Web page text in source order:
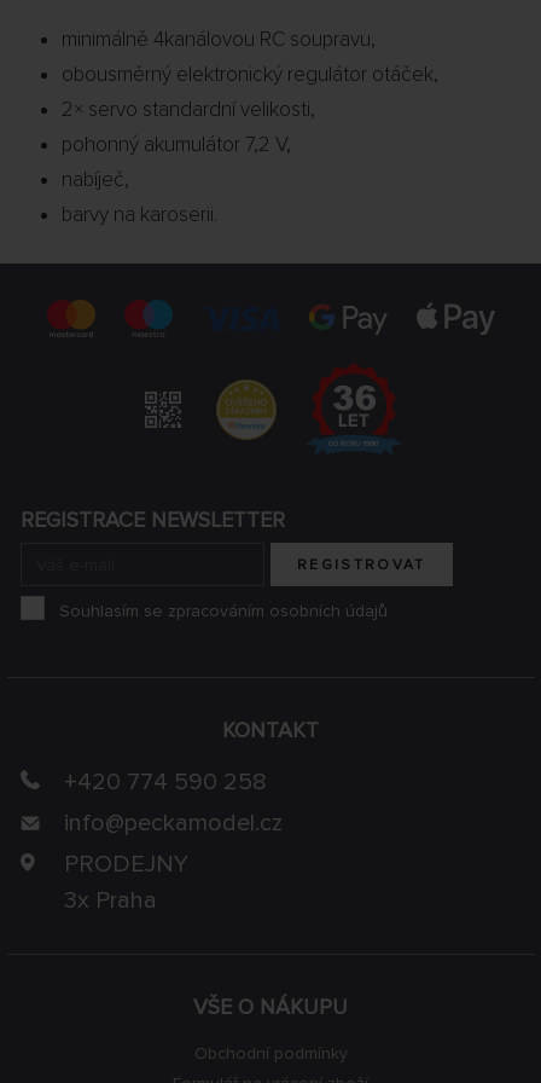
minimálně 4kanálovou RC soupravu,
obousměrný elektronický regulátor otáček,
2× servo standardní velikosti,
pohonný akumulátor 7,2 V,
nabíječ,
barvy na karoserii.
VŠE O NÁKUPU
Obchodní podmínky
KONTAKT
+420 774 590 258
info@peckamodel.cz
PRODEJNY
3x Praha
REGISTRACE NEWSLETTER
REGISTROVAT
Souhlasím se zpracováním osobních údajů